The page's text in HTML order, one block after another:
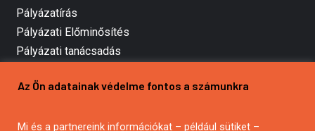
Pályázatírás
Pályázati Előminősítés
Pályázati tanácsadás
Mezőgazdasági pályázatírás
Pályázatírás civil szervezeteknek
Az Ön adatainak védelme fontos a számunkra
Mi és a partnereink információkat – például sütiket –